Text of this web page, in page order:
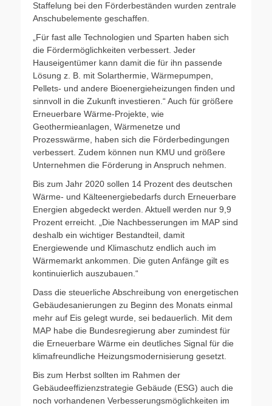
Staffelung bei den Förderbeständen wurden zentrale
Anschubelemente geschaffen.
„Für fast alle Technologien und Sparten haben sich
die Fördermöglichkeiten verbessert. Jeder
Hauseigentümer kann damit die für ihn passende
Lösung z. B. mit Solarthermie, Wärmepumpen,
Pellets- und andere Bioenergieheizungen finden und
sinnvoll in die Zukunft investieren.“ Auch für größere
Erneuerbare Wärme-Projekte, wie
Geothermieanlagen, Wärmenetze und
Prozesswärme, haben sich die Förderbedingungen
verbessert. Zudem können nun KMU und größere
Unternehmen die Förderung in Anspruch nehmen.
Bis zum Jahr 2020 sollen 14 Prozent des deutschen
Wärme- und Kälteenergiebedarfs durch Erneuerbare
Energien abgedeckt werden. Aktuell werden nur 9,9
Prozent erreicht. „Die Nachbesserungen im MAP sind
deshalb ein wichtiger Bestandteil, damit
Energiewende und Klimaschutz endlich auch im
Wärmemarkt ankommen. Die guten Anfänge gilt es
kontinuierlich auszubauen.“
Dass die steuerliche Abschreibung von energetischen
Gebäudesanierungen zu Beginn des Monats einmal
mehr auf Eis gelegt wurde, sei bedauerlich. Mit dem
MAP habe die Bundesregierung aber zumindest für
die Erneuerbare Wärme ein deutliches Signal für die
klimafreundliche Heizungsmodernisierung gesetzt.
Bis zum Herbst sollten im Rahmen der
Gebäudeeffizienzstrategie Gebäude (ESG) auch die
noch vorhandenen Verbesserungsmöglichkeiten im